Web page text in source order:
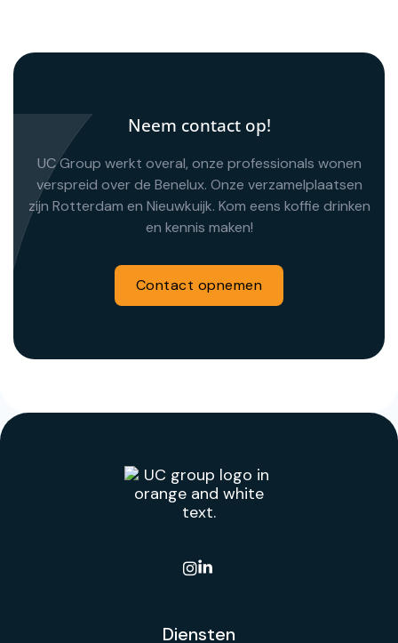
Neem contact op!
UC Group werkt overal, onze professionals wonen
verspreid over de Benelux. Onze verzamelplaatsen
zijn Rotterdam en Nieuwkuijk. Kom eens koffie drinken
en kennis maken!
Contact opnemen

Diensten